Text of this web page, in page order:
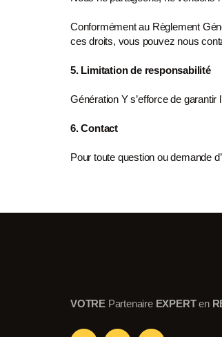
Conformément au Règlement
ces droits, vous pouvez nous
5. Limitation de responsabilité
Génération Y s’efforce de
6. Contact
Pour toute question ou demande
VOTRE PartenaireEXPERTen